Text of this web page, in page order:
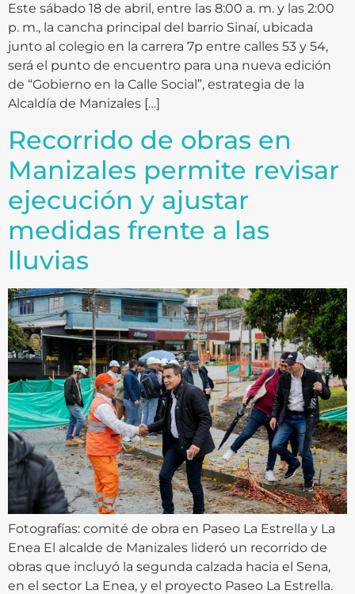
Este sábado 18 de abril, entre las 8:00 a. m. y las 2:00
p. m., la cancha principal del barrio Sinaí, ubicada
junto al colegio en la carrera 7p entre calles 53 y 54,
será el punto de encuentro para una nueva edición
de “Gobierno en la Calle Social”, estrategia de la
Alcaldía de Manizales […]
Recorrido de obras en
Manizales permite revisar
ejecución y ajustar
medidas frente a las
lluvias
Fotografías: comité de obra en Paseo La Estrella y La
Enea El alcalde de Manizales lideró un recorrido de
obras que incluyó la segunda calzada hacia el Sena,
en el sector La Enea, y el proyecto Paseo La Estrella.